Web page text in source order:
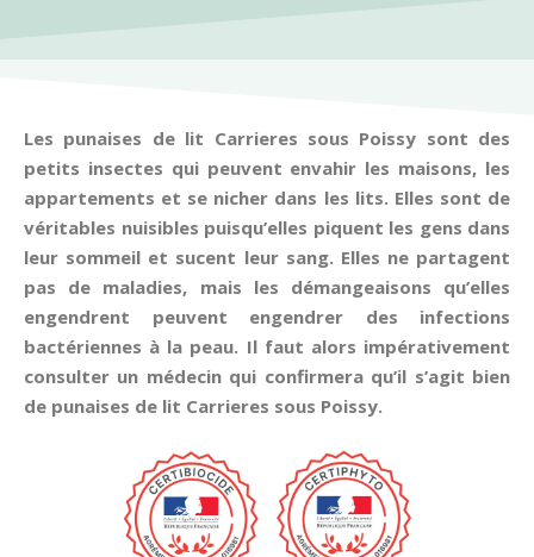
Les punaises de lit Carrieres sous Poissy sont des
petits insectes qui peuvent envahir les maisons, les
appartements et se nicher dans les lits. Elles sont de
véritables nuisibles puisqu’elles piquent les gens dans
leur sommeil et sucent leur sang. Elles ne partagent
pas de maladies, mais les démangeaisons qu’elles
engendrent peuvent engendrer des infections
bactériennes à la peau. Il faut alors impérativement
consulter un médecin qui confirmera qu’il s’agit bien
de punaises de lit Carrieres sous Poissy.